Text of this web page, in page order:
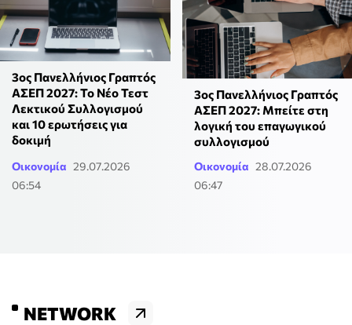
3ος Πανελλήνιος Γραπτός
ΑΣΕΠ 2027: Το Νέο Τεστ
Λεκτικού Συλλογισμού
και 10 ερωτήσεις για
δοκιμή
Οικονομία 29.07.2026
06:54
3ος Πανελλήνιος Γραπτός
ΑΣΕΠ 2027: Μπείτε στη
λογική του επαγωγικού
συλλογισμού
Οικονομία 28.07.2026
06:47
NETWORK